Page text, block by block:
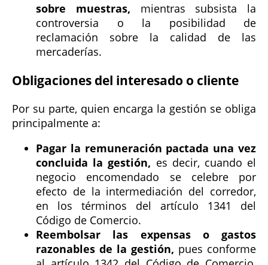
sobre muestras, mientras subsista la
controversia o la posibilidad de
reclamación sobre la calidad de las
mercaderías.
Obligaciones del interesado o cliente
Por su parte, quien encarga la gestión se obliga
principalmente a:
Pagar la remuneración pactada una vez
concluida la gestión, es decir, cuando el
negocio encomendado se celebre por
efecto de la intermediación del corredor,
en los términos del artículo 1341 del
Código de Comercio.
Reembolsar las expensas o gastos
razonables de la gestión, pues conforme